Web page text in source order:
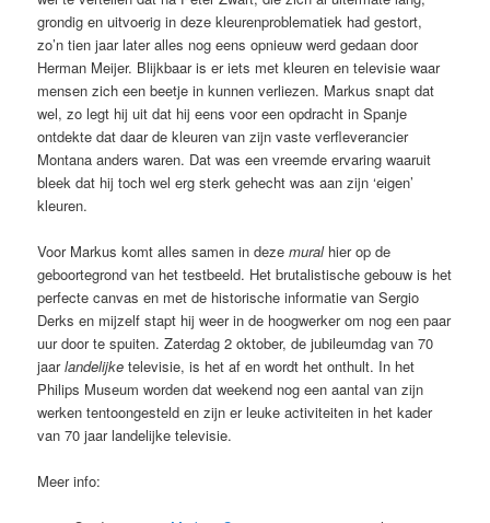
grondig en uitvoerig in deze kleurenproblematiek had gestort,
zo’n tien jaar later alles nog eens opnieuw werd gedaan door
Herman Meijer. Blijkbaar is er iets met kleuren en televisie waar
mensen zich een beetje in kunnen verliezen. Markus snapt dat
wel, zo legt hij uit dat hij eens voor een opdracht in Spanje
ontdekte dat daar de kleuren van zijn vaste verfleverancier
Montana anders waren. Dat was een vreemde ervaring waaruit
bleek dat hij toch wel erg sterk gehecht was aan zijn ‘eigen’
kleuren.
Voor Markus komt alles samen in dezemuralhier op de
geboortegrond van het testbeeld. Het brutalistische gebouw is het
perfecte canvas en met de historische informatie van Sergio
Derks en mijzelf stapt hij weer in de hoogwerker om nog een paar
uur door te spuiten. Zaterdag 2 oktober, de jubileumdag van 70
jaarlandelijke televisie, is het af en wordt het onthult. In het
Philips Museum worden dat weekend nog een aantal van zijn
werken tentoongesteld en zijn er leuke activiteiten in het kader
van 70 jaar landelijke televisie.
Meer info: